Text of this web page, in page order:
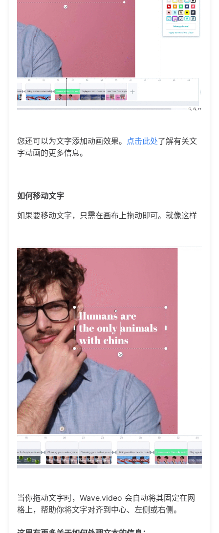
您还可以为文字添加动画效果。 点击此处了解有关文
字动画的更多信息。
如何移动文字
如果要移动文字，只需在画布上拖动即可。就像这样
当你拖动文字时，Wave.video 会自动将其固定在网
格上，帮助你将文字对齐到中心、左侧或右侧。